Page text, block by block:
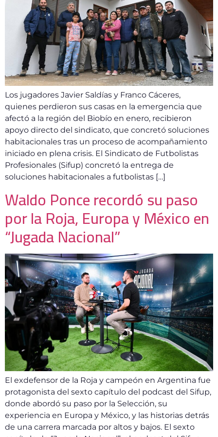
Los jugadores Javier Saldías y Franco Cáceres,
quienes perdieron sus casas en la emergencia que
afectó a la región del Biobío en enero, recibieron
apoyo directo del sindicato, que concretó soluciones
habitacionales tras un proceso de acompañamiento
iniciado en plena crisis. El Sindicato de Futbolistas
Profesionales (Sifup) concretó la entrega de
soluciones habitacionales a futbolistas […]
Waldo Ponce recordó su paso
por la Roja, Europa y México en
“Jugada Nacional”
El exdefensor de la Roja y campeón en Argentina fue
protagonista del sexto capítulo del podcast del Sifup,
donde abordó su paso por la Selección, su
experiencia en Europa y México, y las historias detrás
de una carrera marcada por altos y bajos. El sexto